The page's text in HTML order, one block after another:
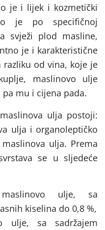
je i lijek i kozmetički
je po specifičnoj
svježi plod masline,
je i karakteristične
razliku od vina, koje je
maslinovo ulje
mu i cijena pada.
ulja postoji:
ulja i organoleptičko
ulja. Prema
se u sljedeće
ulje, sa
kiselina do 0,8 %,
ulje, sa sadržajem